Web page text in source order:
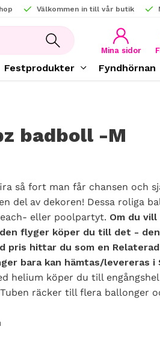
Välkommen in till vår butik
Mina sidor
Festprodukter Fyndhörnan
badboll -M
så fort man får chansen och
del av dekoren! Dessa roliga
eller poolpartyt. Om du
flyger köper du till det -
pris hittar du som en
bara kan hämtas/levereras i
helium köper du till
räcker till flera ballonger